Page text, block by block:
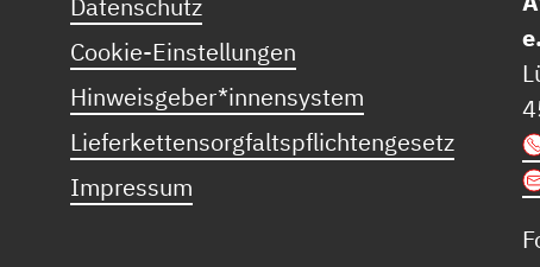
Datenschutz
Cookie-Einstellungen
Hinweisgeber*innensystem
Lieferkettensorgfaltspflichtengesetz
Impressum